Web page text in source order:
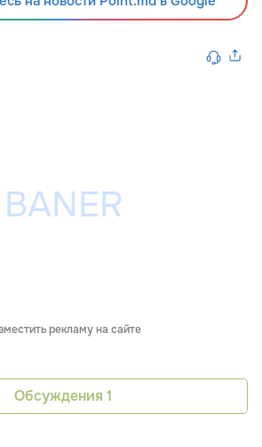
рекламу на сайте
Обсуждения 1